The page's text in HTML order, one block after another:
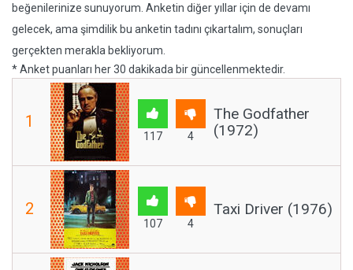
beğenilerinize sunuyorum. Anketin diğer yıllar için de devamı
gelecek, ama şimdilik bu anketin tadını çıkartalım, sonuçları
gerçekten merakla bekliyorum.
* Anket puanları her 30 dakikada bir güncellenmektedir.
1
117 4
The Godfather
(1972)
2
107 4
Taxi Driver (1976)